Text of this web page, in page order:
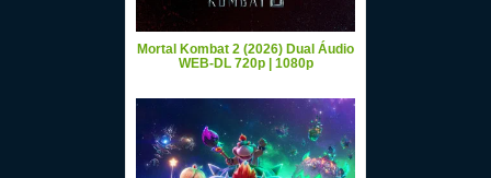
Mortal Kombat 2 (2026) Dual Áudio
WEB-DL 720p | 1080p